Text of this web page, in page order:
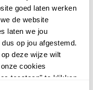
goed laten werken
de website
laten we jou
op jou afgestemd.
deze wijze wilt
cookies
toestaan" te klikken.